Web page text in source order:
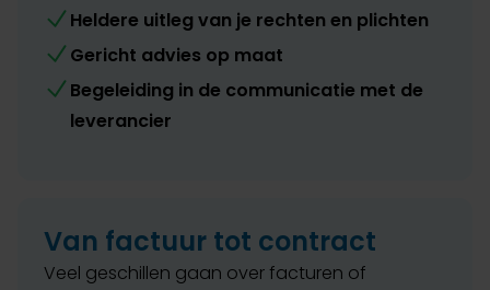
Heldere uitleg van je rechten en plichten
Gericht advies op maat
Begeleiding in de communicatie met de
leverancier
Van factuur tot contract
Veel geschillen gaan over facturen of